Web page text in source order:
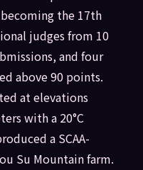
the 17th
judges from 10
and four
above 90 points.
at elevations
with a 20°C
a SCAA-
Su Mountain farm.